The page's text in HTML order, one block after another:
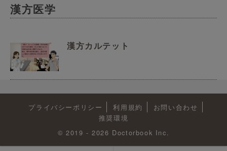
漢方医学
漢方カルテット
プライバシーポリシー 利用規約
お問い合わせ
推奨環境
© 2019 - 2026 Doctorbook Inc.